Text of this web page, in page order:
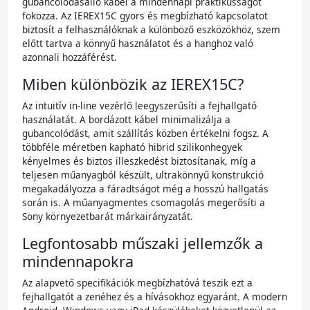
fokozza. Az IEREX15C gyors és megbízható kapcsolatot
biztosít a felhasználóknak a különböző eszközökhöz, szem
előtt tartva a könnyű használatot és a hanghoz való
azonnali hozzáférést.
Miben különbözik az IEREX15C?
Az intuitív in-line vezérlő leegyszerűsíti a fejhallgató
használatát. A bordázott kábel minimalizálja a
gubancolódást, amit szállítás közben értékelni fogsz. A
többféle méretben kapható hibrid szilikonhegyek
kényelmes és biztos illeszkedést biztosítanak, míg a
teljesen műanyagból készült, ultrakönnyű konstrukció
megakadályozza a fáradtságot még a hosszú hallgatás
során is. A műanyagmentes csomagolás megerősíti a
Sony környezetbarát márkairányzatát.
Legfontosabb műszaki jellemzők a
mindennapokra
Az alapvető specifikációk megbízhatóvá teszik ezt a
fejhallgatót a zenéhez és a hívásokhoz egyaránt. A modern